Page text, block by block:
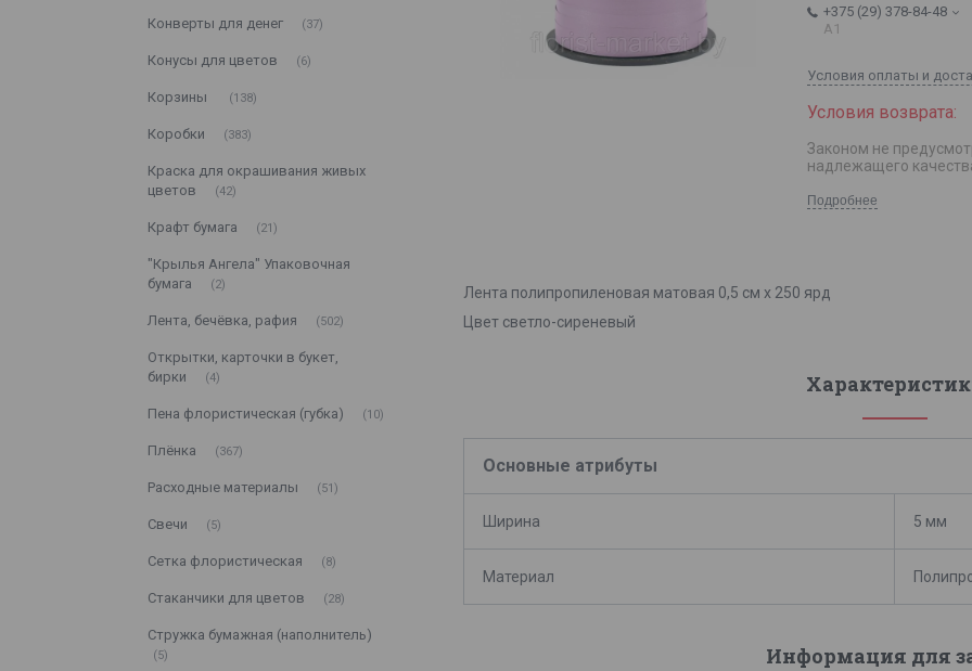
+375 (29) 378-84-48
А1
Условия оплаты и
Законом не
надлежащего
Подробнее
Лента полипропиленовая матовая 0,5 см х 250 ярд
Цвет светло-сиреневый
Основные атрибуты
Ширина 5 мм
Материал
Информация для
Конверты для денег 37
Конусы для цветов 6
Корзины 138
Коробки 383
Краска для окрашивания живых
цветов
42
Крафт бумага 21
"Крылья Ангела" Упаковочная
бумага
2
Лента, бечёвка, рафия 502
Открытки, карточки в букет,
бирки
4
Пена флористическая (губка) 10
Плёнка 367
Расходные материалы 51
Свечи 5
Сетка флористическая 8
Стаканчики для цветов 28
Стружка бумажная (наполнитель)
5